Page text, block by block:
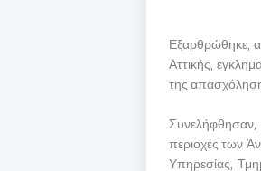
Εξαρθρώθηκε,
Αττικής,
της
περιοχές των
Υπηρεσίας,